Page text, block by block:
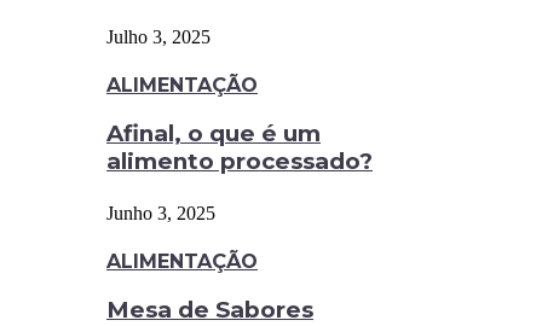
Julho 3, 2025
ALIMENTAÇÃO
Afinal, o que é um
alimento processado?
Junho 3, 2025
ALIMENTAÇÃO
Mesa de Sabores